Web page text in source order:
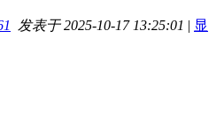
发表于 2025-10-17 13:25:01 | 显